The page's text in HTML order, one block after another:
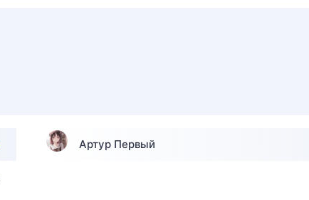
Артур Первый